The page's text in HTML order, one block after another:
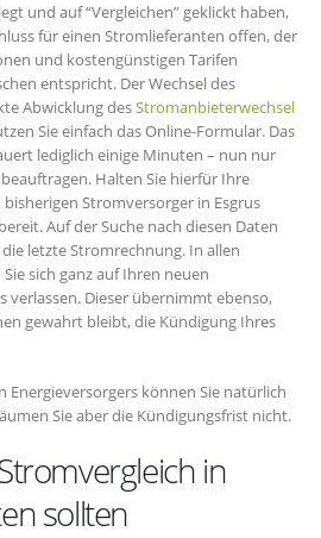
und auf “Vergleichen” geklickt haben,
für einen Stromlieferanten offen, der
und kostengünstigen Tarifen
entspricht. Der Wechsel des
Abwicklung desStromanbieterwechsel
Sie einfach das Online-Formular. Das
lediglich einige Minuten – nun nur
Halten Sie hierfür Ihre
Stromversorger in Esgrus
Auf der Suche nach diesen Daten
letzte Stromrechnung. In allen
sich ganz auf Ihren neuen
verlassen. Dieser übernimmt ebenso,
gewahrt bleibt, die Kündigung Ihres
Energieversorgers können Sie natürlich
Sie aber die Kündigungsfrist nicht.
in
sollten